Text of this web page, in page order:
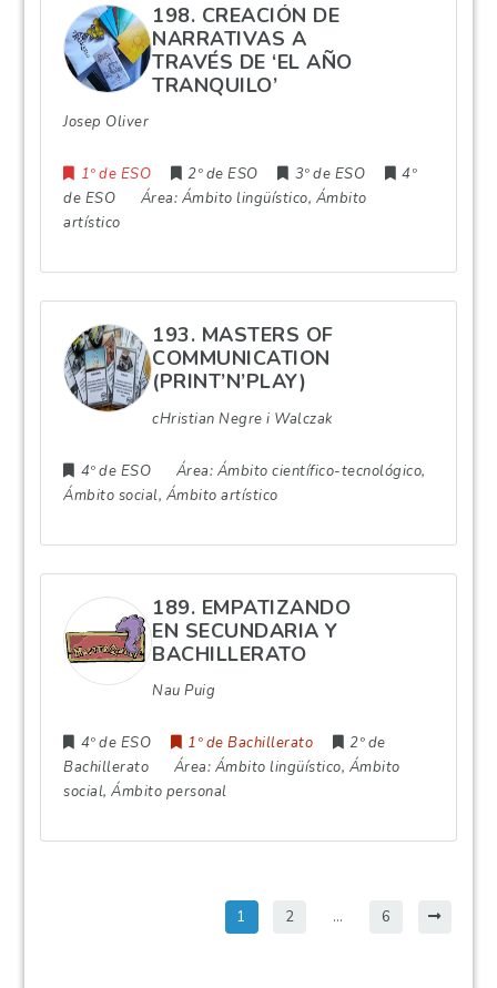
198. CREACIÓN DE
NARRATIVAS A
TRAVÉS DE ‘EL AÑO
TRANQUILO’
Josep Oliver
1º de ESO 2º de ESO 3º de ESO
4º
de ESO
Área: Ámbito lingüístico, Ámbito
artístico
193. MASTERS OF
COMMUNICATION
(PRINT’N’PLAY)
cHristian Negre i Walczak
4º de ESO Área: Ámbito científico-tecnológico,
Ámbito social, Ámbito artístico
189. EMPATIZANDO
EN SECUNDARIA Y
BACHILLERATO
Nau Puig
4º de ESO 1º de Bachillerato
2º de
Bachillerato
Área: Ámbito lingüístico, Ámbito
social, Ámbito personal
1 2 … 6